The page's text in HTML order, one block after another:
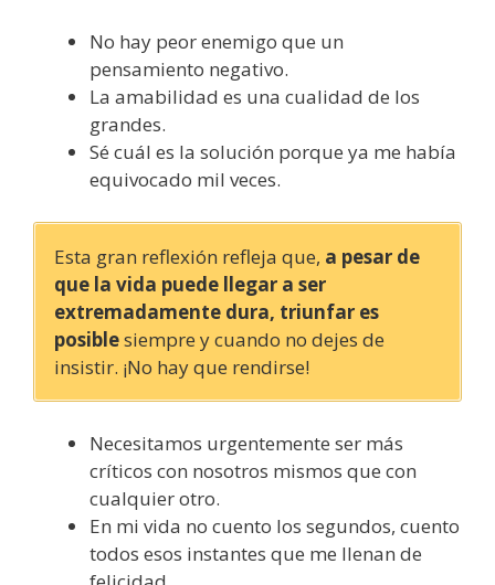
No hay peor enemigo que un
pensamiento negativo.
La amabilidad es una cualidad de los
grandes.
Sé cuál es la solución porque ya me había
equivocado mil veces.
Esta gran reflexión refleja que, a pesar de
que la vida puede llegar a ser
extremadamente dura, triunfar es
posiblesiempre y cuando no dejes de
insistir. ¡No hay que rendirse!
Necesitamos urgentemente ser más
críticos con nosotros mismos que con
cualquier otro.
En mi vida no cuento los segundos, cuento
todos esos instantes que me llenan de